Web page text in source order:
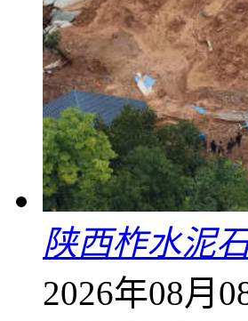
陕西柞水泥
2026年08月